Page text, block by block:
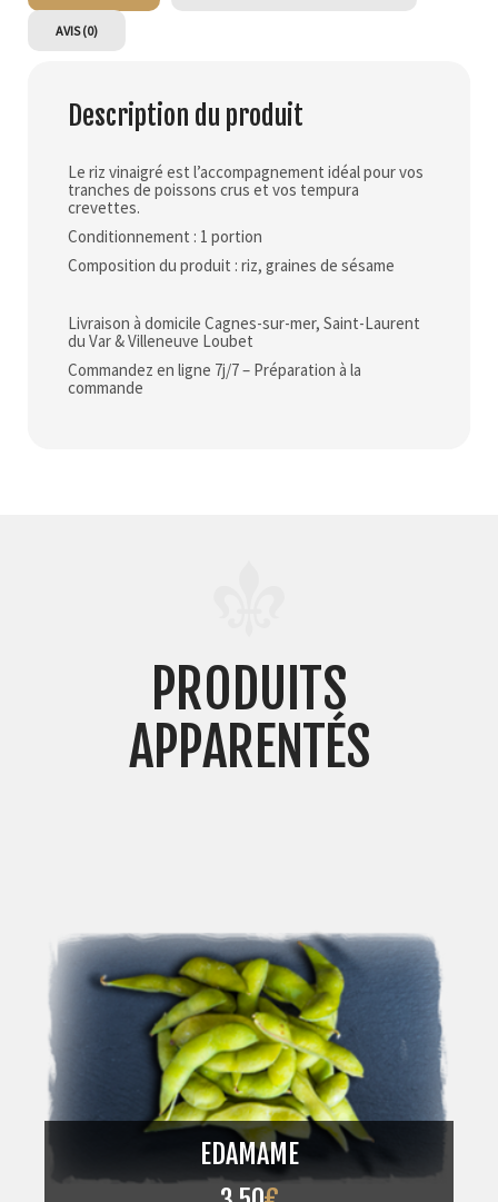
AVIS (0)
Description du produit
Le riz vinaigré est l’accompagnement idéal pour vos
tranches de poissons crus et vos tempura
crevettes.
Conditionnement : 1 portion
Composition du produit : riz, graines de sésame
Livraison à domicile Cagnes-sur-mer, Saint-Laurent
du Var & Villeneuve Loubet
Commandez en ligne 7j/7 – Préparation à la
commande
PRODUITS
APPARENTÉS
EDAMAME